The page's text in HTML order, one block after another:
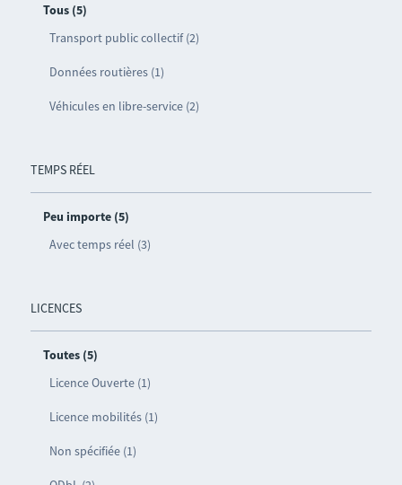
Tous (5)
Transport public collectif (2)
Données routières (1)
Véhicules en libre-service (2)
TEMPS RÉEL
Peu importe (5)
Avec temps réel (3)
LICENCES
Toutes (5)
Licence Ouverte (1)
Licence mobilités (1)
Non spécifiée (1)